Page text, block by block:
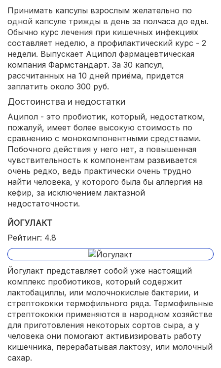
Принимать капсулы взрослым желательно по
одной капсуле трижды в день за полчаса до еды.
Обычно курс лечения при кишечных инфекциях
составляет неделю, а профилактический курс - 2
недели. Выпускает Аципол фармацевтическая
компания Фармстандарт. За 30 капсул,
рассчитанных на 10 дней приёма, придется
заплатить около 300 руб.
Достоинства и недостатки
Аципол - это пробиотик, который, недостатком,
пожалуй, имеет более высокую стоимость по
сравнению с монокомпонентными средствами.
Побочного действия у него нет, а повышенная
чувствительность к компонентам развивается
очень редко, ведь практически очень трудно
найти человека, у которого была бы аллергия на
кефир, за исключением лактазной
недостаточности.
ЙОГУЛАКТ
Рейтинг: 4.8
Йогулакт представляет собой уже настоящий
комплекс пробиотиков, который содержит
лактобациллы, или молочнокислые бактерии, и
стрептококки термофильного ряда. Термофильные
стрептококки применяются в народном хозяйстве
для приготовления некоторых сортов сыра, а у
человека они помогают активизировать работу
кишечника, перерабатывая лактозу, или молочный
сахар.